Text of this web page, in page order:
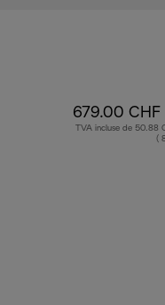
679.00 CHF
TVA incluse de 50.88
(